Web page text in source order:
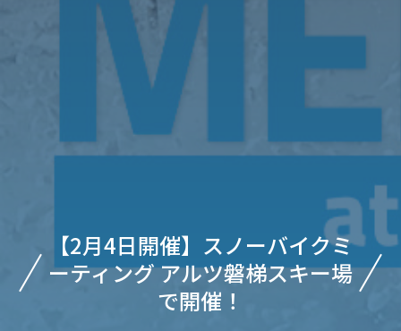
【2月4日開催】スノーバイクミ
ーティング アルツ磐梯スキー場
で開催！